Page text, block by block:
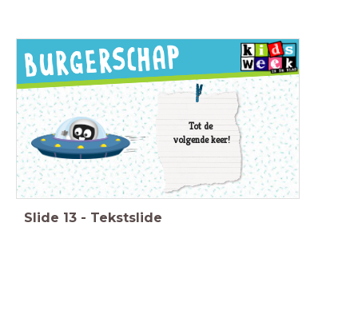
Tot de
volgende keer!
Slide 13 - Tekstslide